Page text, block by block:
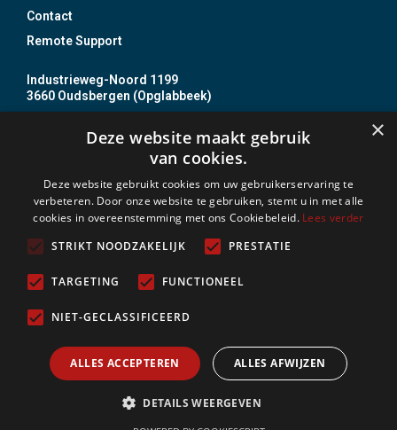
Contact
Remote Support
Industrieweg-Noord 1199
3660 Oudsbergen (Opglabbeek)
info@jojo.be
B.Z. nr. 20 0031 14
Incert Nr. B- 1513
BOSEC B-9408-FD
Vergund als onderneming voor installeren van alarm- en
camerasystemen.
Incert certificaten uitgereikt door J. Bergoens nv blijven
Algemene voorwaarden -Privacy Policy
×
Deze website maakt gebruik
van cookies.
Deze website gebruikt cookies om uw gebruikerservaring te
verbeteren. Door onze website te gebruiken, stemt u in met alle
cookies in overeenstemming met ons Cookiebeleid. Lees verder
STRIKT NOODZAKELIJK
PRESTATIE
TARGETING FUNCTIONEEL
NIET-GECLASSIFICEERD
ALLES ACCEPTEREN ALLES AFWIJZEN
DETAILS WEERGEVEN